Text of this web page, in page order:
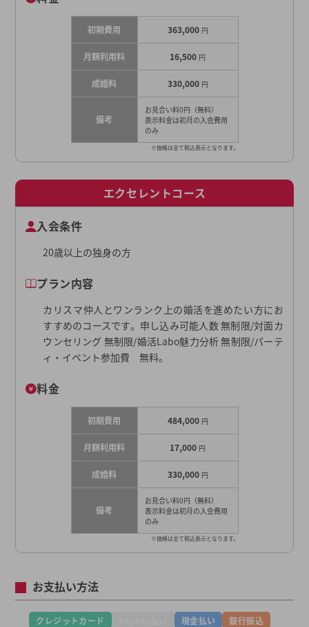
初期費用 363,000 円
月額利用料 16,500 円
成婚料 330,000 円
備考
お見合い料0円（無料）
表示料金は初月の入会費用
のみ
※価格は全て税込表示となります。
エクセレントコース
入会条件
20歳以上の独身の方
プラン内容
カリスマ仲人とワンランク上の婚活を進めたい方にお
すすめのコースです。申し込み可能人数 無制限/対面カ
ウンセリング 無制限/婚活Labo魅力分析 無制限/パーテ
ィ・イベント参加費 無料。
料金
初期費用 484,000 円
月額利用料 17,000 円
成婚料 330,000 円
備考
お見合い料0円（無料）
表示料金は初月の入会費用
のみ
※価格は全て税込表示となります。
お支払い方法
クレジットカード 現金払い
銀行振込